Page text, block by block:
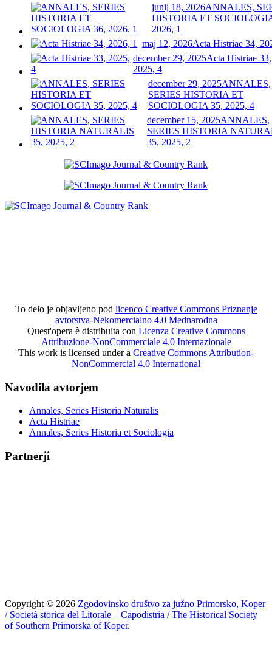
junij 18, 2026ANNALES,
HISTORIA ET
2026, 1
maj 12, 2026Acta Histriae 34,
december 29, 2025Acta Histriae 33,
2025, 4
december 29, 2025ANNALES,
SERIES HISTORIA ET
SOCIOLOGIA 35, 2025, 4
december 15, 2025ANNALES,
SERIES HISTORIA
35, 2025, 2
To delo je objavljeno pod licenco Creative Commons Priznanje
avtorstva-Nekomercialno 4.0 Mednarodna
Quest'opera è distribuita con Licenza Creative Commons
Attribuzione-NonCommerciale 4.0 Internazionale
This work is licensed under a Creative Commons Attribution-
NonCommercial 4.0 International
Navodila avtorjem
Annales, Series Historia Naturalis
Acta Histriae
Annales, Series Historia et Sociologia
Partnerji
Copyright © 2026 Zgodovinsko društvo za južno Primorsko, Koper
/ Società storica del Litorale – Capodistria / The Historical Society
of Southern Primorska of Koper.